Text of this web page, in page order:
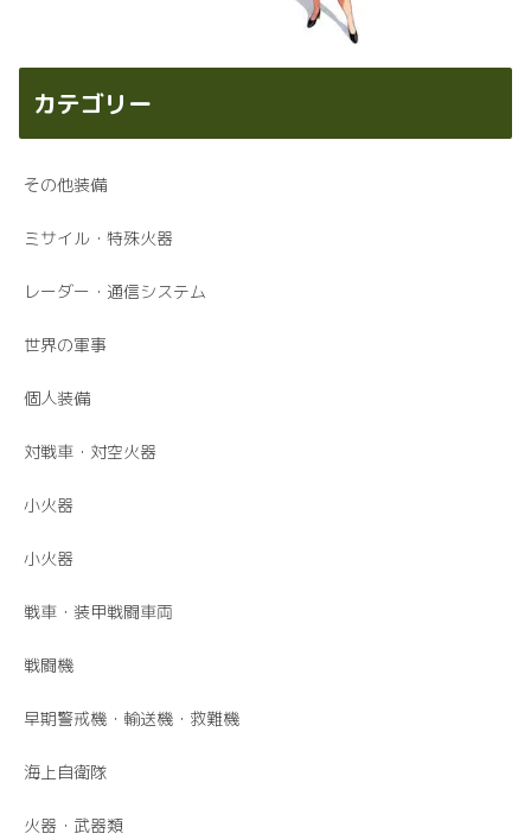
カテゴリー
その他装備
ミサイル・特殊火器
レーダー・通信システム
世界の軍事
個人装備
対戦車・対空火器
小火器
小火器
戦車・装甲戦闘車両
戦闘機
早期警戒機・輸送機・救難機
海上自衛隊
火器・武器類